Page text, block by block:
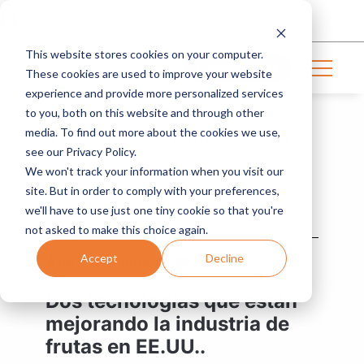
This website stores cookies on your computer.
These cookies are used to improve your website
experience and provide more personalized services
to you, both on this website and through other
media. To find out more about the cookies we use,
see our Privacy Policy.
We won't track your information when you visit our
site. But in order to comply with your preferences,
we'll have to use just one tiny cookie so that you're
not asked to make this choice again.
Accept Decline
Contáctanos
NOTICIAS DE LA INDUSTRIA | 3
MIN READ
ProducePay
4 de septiembre de 2023
Dos tecnologías que están
mejorando la industria de
frutas en EE.UU..